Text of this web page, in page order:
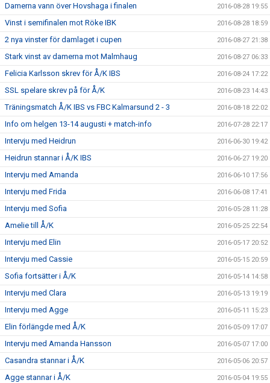
Damerna vann över Hovshaga i finalen 2016-08-28 19:55
Vinst i semifinalen mot Röke IBK 2016-08-28 18:59
2 nya vinster för damlaget i cupen 2016-08-27 21:38
Stark vinst av damerna mot Malmhaug 2016-08-27 06:33
Felicia Karlsson skrev för Å/K IBS 2016-08-24 17:22
SSL spelare skrev på för Å/K 2016-08-23 14:43
Träningsmatch Å/K IBS vs FBC Kalmarsund 2 - 3 2016-08-18 22:02
Info om helgen 13-14 augusti + match-info 2016-07-28 22:17
Intervju med Heidrun 2016-06-30 19:42
Heidrun stannar i Å/K IBS 2016-06-27 19:20
Intervju med Amanda 2016-06-10 17:56
Intervju med Frida 2016-06-08 17:41
Intervju med Sofia 2016-05-28 11:28
Amelie till Å/K 2016-05-25 22:54
Intervju med Elin 2016-05-17 20:52
Intervju med Cassie 2016-05-15 20:59
Sofia fortsätter i Å/K 2016-05-14 14:58
Intervju med Clara 2016-05-13 19:19
Intervju med Agge 2016-05-11 15:23
Elin förlängde med Å/K 2016-05-09 17:07
Intervju med Amanda Hansson 2016-05-07 17:00
Casandra stannar i Å/K 2016-05-06 20:57
Agge stannar i Å/K 2016-05-04 19:55